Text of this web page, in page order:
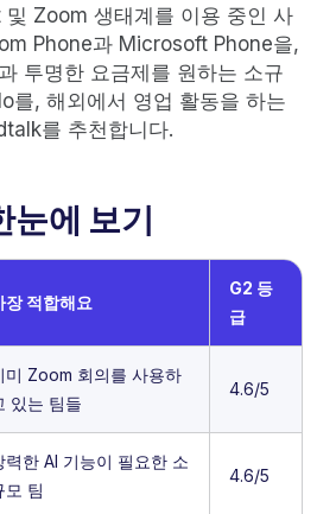
Zoom 생태계를 이용 중인 사
Phone과 Microsoft Phone을,
투명한 요금제를 원하는 소규
를, 해외에서 영업 활동을 하는
를 추천합니다.
눈에 보기
장 적합해요
G2 등
급
미 Zoom 회의를 사용하
있는 팀들
4.6/5
력한 AI 기능이 필요한 소
모 팀
4.6/5